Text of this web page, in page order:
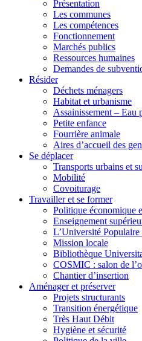
Présentation
Les communes
Les compétences
Fonctionnement
Marchés publics
Ressources humaines
Demandes de
Résider
Déchets ménagers
Habitat et urbanisme
Assainissement – Eau
Petite enfance
Fourrière animale
Aires d’accueil des
Se déplacer
Transports urbains et
Mobilité
Covoiturage
Travailler et se former
Politique économique
Enseignement
L’Université
Mission locale
Bibliothèque
COSMIC : salon de
Chantier d’insertion
Aménager et préserver
Projets structurants
Transition énergétique
Très Haut Débit
Hygiène et sécurité